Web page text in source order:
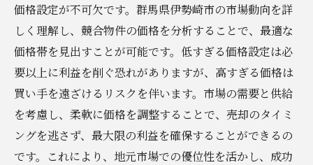
価格設定が不可欠です。群馬県伊勢崎市の市場動向を詳
しく理解し、競合物件の価格を分析することで、最適な
価格帯を見出すことが可能です。低すぎる価格設定は必
要以上に利益を削ぐ恐れがありますが、高すぎる価格は
買い手を遠ざけるリスクを伴います。市場の需要と供給
を考慮し、柔軟に価格を調整することで、売却のタイミ
ングを逃さず、最大限の利益を確保することができるの
です。これにより、地元市場での優位性を活かし、成功